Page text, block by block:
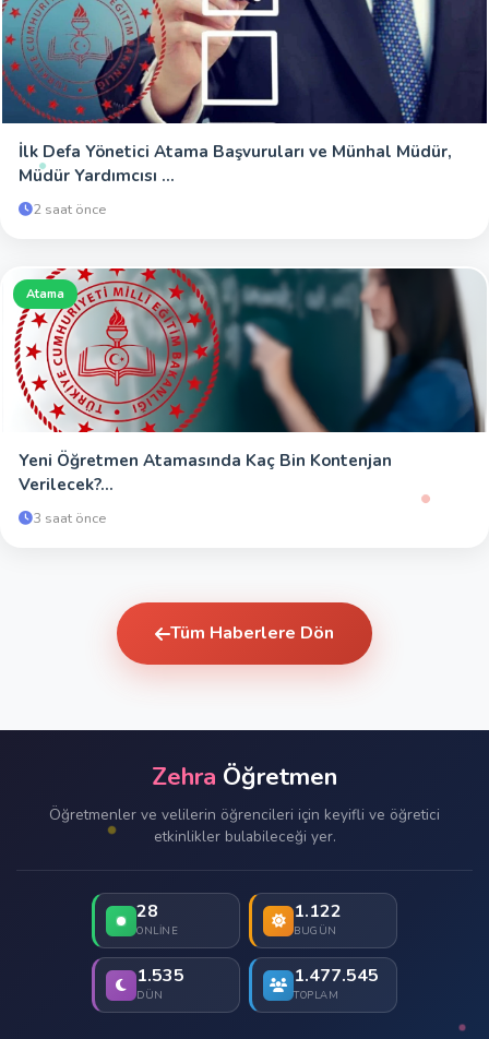
İlk Defa Yönetici Atama Başvuruları ve Münhal Müdür,
Müdür Yardımcısı ...
2 saat önce
Atama
Yeni Öğretmen Atamasında Kaç Bin Kontenjan
Verilecek?...
3 saat önce
Tüm Haberlere Dön
Zehra Öğretmen
Öğretmenler ve velilerin öğrencileri için keyifli ve öğretici
etkinlikler bulabileceği yer.
28
ONLINE
1.122
BUGÜN
1.535
DÜN
1.477.545
TOPLAM